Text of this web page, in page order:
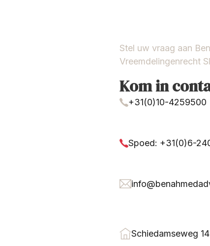
Stel uw vraag aan
Vreemdelingenrecht
Kom in
+31(0)10-4259500
Spoed: +31(0)6-
Schiedamseweg